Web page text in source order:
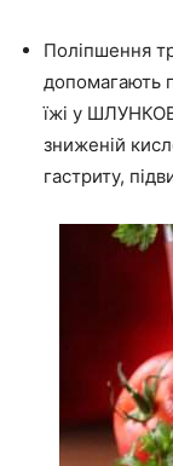
Поліпшення
допомагають
їжі у
зниженій
гастриту,